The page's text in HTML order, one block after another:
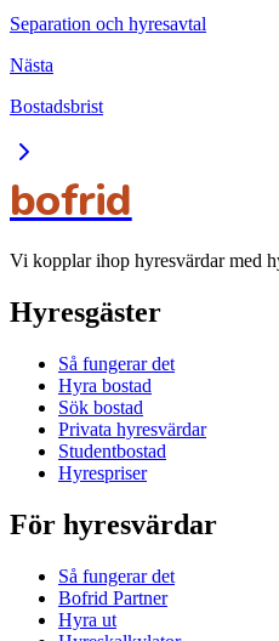
Separation och hyresavtal
Nästa
Bostadsbrist
bofrid
Vi kopplar ihop hyresvärdar med
Hyresgäster
Så fungerar det
Hyra bostad
Sök bostad
Privata hyresvärdar
Studentbostad
Hyrespriser
För hyresvärdar
Så fungerar det
Bofrid Partner
Hyra ut